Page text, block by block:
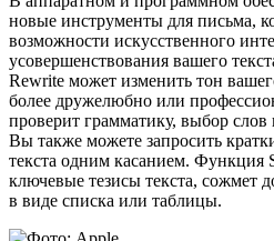
новые инструменты для письма,
возможности искусственного
усовершенствования вашего
Rewrite может изменить тон
более дружелюбно или
проверит грамматику, выбор
Вы также можете запросить
текста одним касанием. Функция
ключевые тезисы текста, сожмет
в виде списка или таблицы.